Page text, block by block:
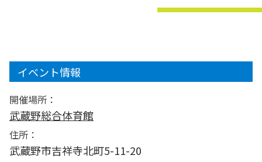
イベント情報
開催場所：
武蔵野総合体育館
住所：
武蔵野市吉祥寺北町5-11-20